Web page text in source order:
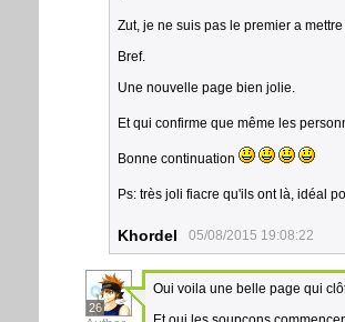
Zut, je ne suis pas le premier a
Bref.
Une nouvelle page bien jolie.
Et qui confirme que même les
Bonne continuation
Ps: très joli fiacre qu'ils ont là, idéal
Khordel 05/08/2015 19:08:22
26
Oui voila une belle page qui